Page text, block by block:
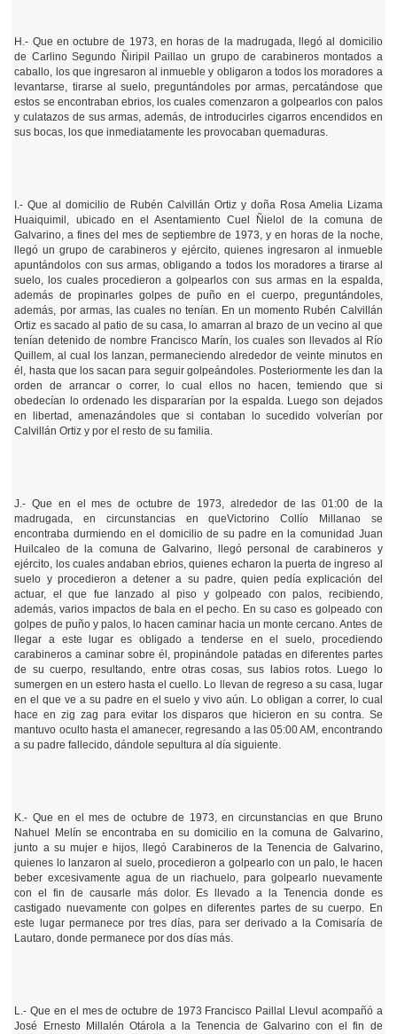
H.- Que en octubre de 1973, en horas de la madrugada, llegó al domicilio
de Carlino Segundo Ñiripil Paillao un grupo de carabineros montados a
caballo, los que ingresaron al inmueble y obligaron a todos los moradores a
levantarse, tirarse al suelo, preguntándoles por armas, percatándose que
estos se encontraban ebrios, los cuales comenzaron a golpearlos con palos
y culatazos de sus armas, además, de introducirles cigarros encendidos en
sus bocas, los que inmediatamente les provocaban quemaduras.
I.- Que al domicilio de Rubén Calvillán Ortiz y doña Rosa Amelia Lizama
Huaiquimil, ubicado en el Asentamiento Cuel Ñielol de la comuna de
Galvarino, a fines del mes de septiembre de 1973, y en horas de la noche,
llegó un grupo de carabineros y ejército, quienes ingresaron al inmueble
apuntándolos con sus armas, obligando a todos los moradores a tirarse al
suelo, los cuales procedieron a golpearlos con sus armas en la espalda,
además de propinarles golpes de puño en el cuerpo, preguntándoles,
además, por armas, las cuales no tenían. En un momento Rubén Calvillán
Ortiz es sacado al patio de su casa, lo amarran al brazo de un vecino al que
tenían detenido de nombre Francisco Marín, los cuales son llevados al Río
Quillem, al cual los lanzan, permaneciendo alrededor de veinte minutos en
él, hasta que los sacan para seguir golpeándoles. Posteriormente les dan la
orden de arrancar o correr, lo cual ellos no hacen, temiendo que si
obedecían lo ordenado les dispararían por la espalda. Luego son dejados
en libertad, amenazándoles que si contaban lo sucedido volverían por
Calvillán Ortiz y por el resto de su familia.
J.- Que en el mes de octubre de 1973, alrededor de las 01:00 de la
madrugada, en circunstancias en queVictorino Collío Millanao se
encontraba durmiendo en el domicilio de su padre en la comunidad Juan
Huilcaleo de la comuna de Galvarino, llegó personal de carabineros y
ejército, los cuales andaban ebrios, quienes echaron la puerta de ingreso al
suelo y procedieron a detener a su padre, quien pedía explicación del
actuar, el que fue lanzado al piso y golpeado con palos, recibiendo,
además, varios impactos de bala en el pecho. En su caso es golpeado con
golpes de puño y palos, lo hacen caminar hacia un monte cercano. Antes de
llegar a este lugar es obligado a tenderse en el suelo, procediendo
carabineros a caminar sobre él, propinándole patadas en diferentes partes
de su cuerpo, resultando, entre otras cosas, sus labios rotos. Luego lo
sumergen en un estero hasta el cuello. Lo llevan de regreso a su casa, lugar
en el que ve a su padre en el suelo y vivo aún. Lo obligan a correr, lo cual
hace en zig zag para evitar los disparos que hicieron en su contra. Se
mantuvo oculto hasta el amanecer, regresando a las 05:00 AM, encontrando
a su padre fallecido, dándole sepultura al día siguiente.
K.- Que en el mes de octubre de 1973, en circunstancias en que Bruno
Nahuel Melín se encontraba en su domicilio en la comuna de Galvarino,
junto a su mujer e hijos, llegó Carabineros de la Tenencia de Galvarino,
quienes lo lanzaron al suelo, procedieron a golpearlo con un palo, le hacen
beber excesivamente agua de un riachuelo, para golpearlo nuevamente
con el fin de causarle más dolor. Es llevado a la Tenencia donde es
castigado nuevamente con golpes en diferentes partes de su cuerpo. En
este lugar permanece por tres días, para ser derivado a la Comisaría de
Lautaro, donde permanece por dos días más.
L.- Que en el mes de octubre de 1973 Francisco Paillal Llevul acompañó a
José Ernesto Millalén Otárola a la Tenencia de Galvarino con el fin de